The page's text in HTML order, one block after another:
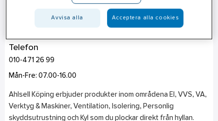
Hantverkaregatan 1
Telefon
010-471 26 99
Mån-Fre: 07.00-16.00
Ahlsell Köping erbjuder produkter inom områdena El, VVS, VA,
Verktyg & Maskiner, Ventilation, Isolering, Personlig
skyddsutrustning och Kyl som du plockar direkt från hyllan.
Avvisa alla Acceptera alla cookies